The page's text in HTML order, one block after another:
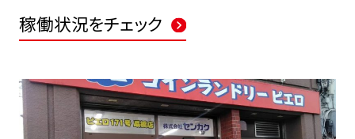
稼働状況をチェック